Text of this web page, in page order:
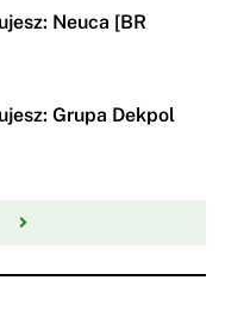
Neuca [BR
Grupa Dekpol